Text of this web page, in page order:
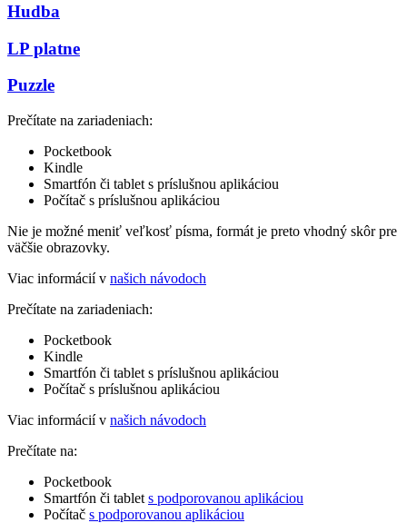
Hudba
LP platne
Puzzle
Prečítate na zariadeniach:
Pocketbook
Kindle
Smartfón či tablet s príslušnou aplikáciou
Počítač s príslušnou aplikáciou
Nie je možné meniť veľkosť písma, formát je preto vhodný skôr pre
väčšie obrazovky.
Viac informácií v našich návodoch
Prečítate na zariadeniach:
Pocketbook
Kindle
Smartfón či tablet s príslušnou aplikáciou
Počítač s príslušnou aplikáciou
Viac informácií v našich návodoch
Prečítate na:
Pocketbook
Smartfón či tablet s podporovanou aplikáciou
Počítač s podporovanou aplikáciou